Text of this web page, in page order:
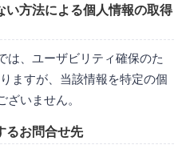
い方法による個人情報の取得
は、ユーザビリティ確保のた
ますが、当該情報を特定の個
いません。
るお問合せ先